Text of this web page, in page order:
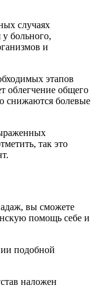
случаях
больного,
и
этапов
облегчение общего
снижаются болевые
так это
вы сможете
помощь себе и
подобной
наложен